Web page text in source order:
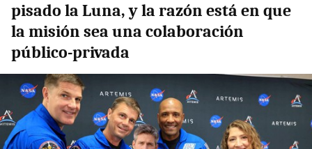
pisado la Luna, y la razón está en que
la misión sea una colaboración
público-privada